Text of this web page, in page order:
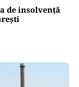
de insolvență